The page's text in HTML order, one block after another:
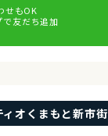
せもOK
で友だち追加
ィオくまもと新市街